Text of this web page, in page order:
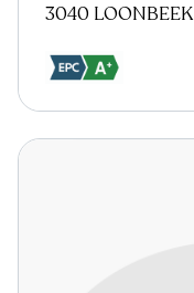
3040 LOONBEEK